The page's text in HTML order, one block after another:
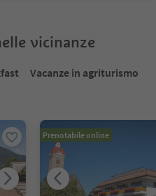
vicinanze
Vacanze in agriturismo
Prenotabile online